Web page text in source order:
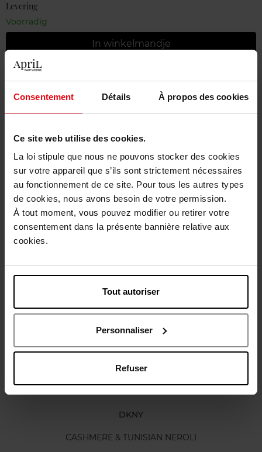
Consentement Détails À propos des cookies
Ce site web utilise des cookies.
La loi stipule que nous ne pouvons stocker des cookies
sur votre appareil que s’ils sont strictement nécessaires
au fonctionnement de ce site. Pour tous les autres types
de cookies, nous avons besoin de votre permission.
À tout moment, vous pouvez modifier ou retirer votre
consentement dans la présente bannière relative aux
cookies.
Tout autoriser
Personnaliser
Refuser
Levering
Voorradig
In winkelmandje
Gratis retour in je winkelpunt
Beschrijving
Karakteristieken
Review Beleid inzake klantbeoordelingen
DKNY
CASHMERE & TUNISIAN NEROLI